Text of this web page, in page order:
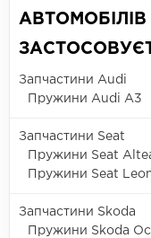
Запчастини Audi
Пружини Audi A3
Запчастини Seat
Пружини Seat
Пружини Seat
Запчастини Skoda
Пружини Skoda